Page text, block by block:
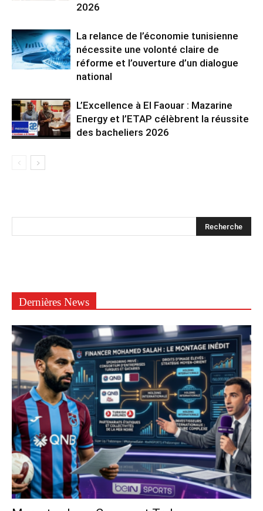
2026
La relance de l’économie tunisienne
nécessite une volonté claire de
réforme et l’ouverture d’un dialogue
national
L’Excellence à El Faouar : Mazarine
Energy et l’ETAP célèbrent la réussite
des bacheliers 2026
Dernières News